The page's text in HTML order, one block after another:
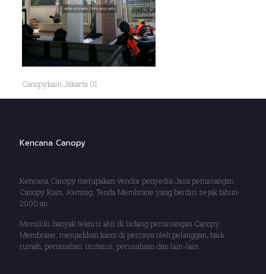
Canopykain Jakarta 01
Kencana Canopy
Kencana Canopy merupakan vendor penyedia Jasa pemasangan
Canopy Kain, Awning, Tenda Membrane yang berdiri sejak tahun
2000 an.
Memiliki banyak teknisi ahli di bidang pemasangan Canopy
Membrane, menjadikan kami di percaya oleh pelanggan, baik
rumah, perumahan, instansi, perusahaan dan lain-lain.